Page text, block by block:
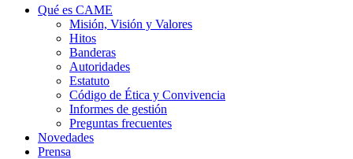
Qué es CAME
Misión, Visión y Valores
Hitos
Banderas
Autoridades
Estatuto
Código de Ética y Convivencia
Informes de gestión
Preguntas frecuentes
Novedades
Prensa